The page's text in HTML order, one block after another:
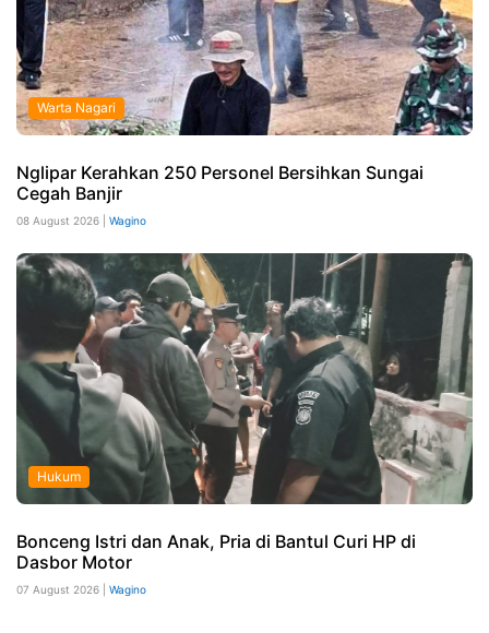
Warta Nagari
Nglipar Kerahkan 250 Personel Bersihkan Sungai
Cegah Banjir
08 August 2026 | Wagino
Hukum
Bonceng Istri dan Anak, Pria di Bantul Curi HP di
Dasbor Motor
07 August 2026 | Wagino